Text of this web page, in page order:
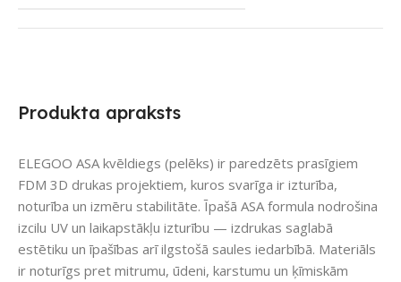
Produkta apraksts
ELEGOO ASA kvēldiegs (pelēks) ir paredzēts prasīgiem
FDM 3D drukas projektiem, kuros svarīga ir izturība,
noturība un izmēru stabilitāte. Īpašā ASA formula nodrošina
izcilu UV un laikapstākļu izturību — izdrukas saglabā
estētiku un īpašības arī ilgstošā saules iedarbībā. Materiāls
ir noturīgs pret mitrumu, ūdeni, karstumu un ķīmiskām